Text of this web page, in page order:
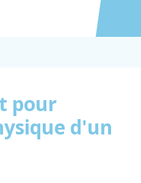
Accéder
pour
d'un